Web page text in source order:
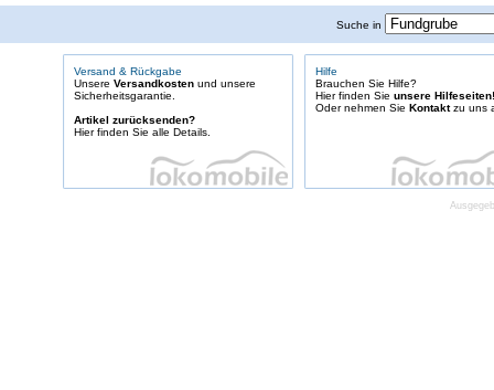
Suche in
Versand & Rückgabe
Unsere Versandkosten und unsere
Sicherheitsgarantie.
Artikel zurücksenden?
Hier finden Sie alle Details.
Hilfe
Brauchen Sie Hilfe?
Hier finden Sie unsere Hilfeseiten!
Oder nehmen Sie Kontaktzu uns